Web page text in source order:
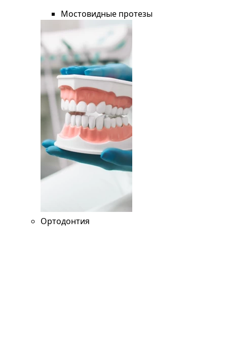
Мостовидные протезы
Ортодонтия